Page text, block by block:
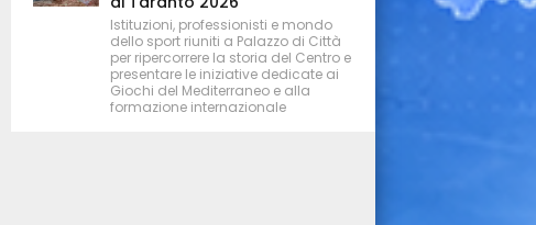
Istituzioni, professionisti e mondo
dello sport riuniti a Palazzo di Città
per ripercorrere la storia del Centro e
presentare le iniziative dedicate ai
Giochi del Mediterraneo e alla
formazione internazionale